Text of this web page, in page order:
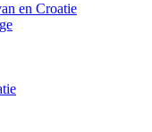
en Croatie